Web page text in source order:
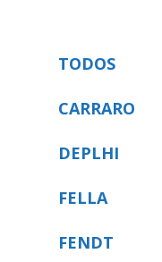
TODOS
CARRARO
DEPLHI
FELLA
FENDT